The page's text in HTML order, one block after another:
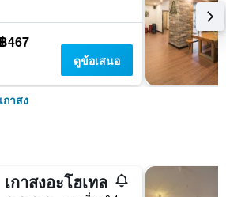
฿467
ดูข้อเสนอ
าสง
เกาสงอะโฮเทล